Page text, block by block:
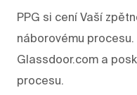
PPG si cení Vaší
náborovému
Glassdoor.com a
procesu.